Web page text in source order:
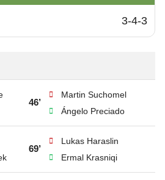
3-4-3
46’
Martin Suchomel
Ángelo Preciado
69’
Lukas Haraslin
Ermal Krasniqi